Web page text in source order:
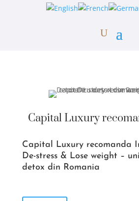
Capital Luxury
Capital Luxury recomanda
De-stress & Lose weight –
detox din Romania